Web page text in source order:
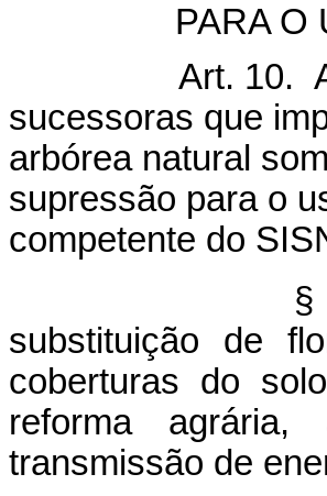
PARA O
Art. 10.
sucessoras que
arbórea natural
supressão para o
competente do
§
substituição de
coberturas do
reforma agrária,
transmissão de